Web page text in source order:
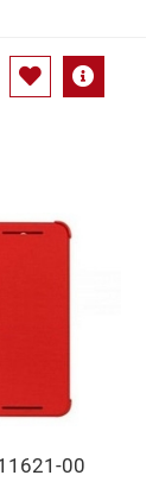
00